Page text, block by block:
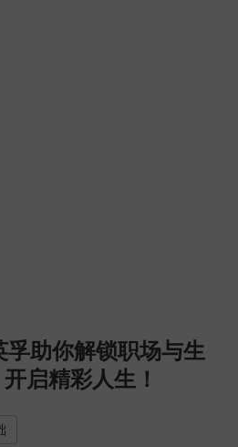
孚助你解锁职场与生
启精彩人生！